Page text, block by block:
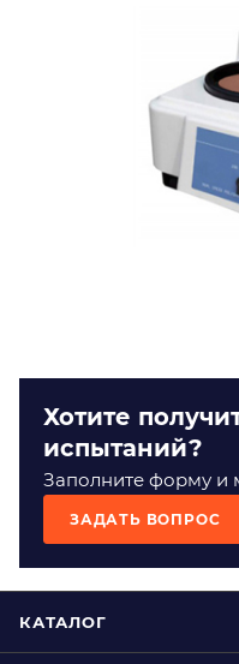
Хотите
испытаний?
Заполните форму и
ЗАДАТЬ ВОПРОС
КАТАЛОГ